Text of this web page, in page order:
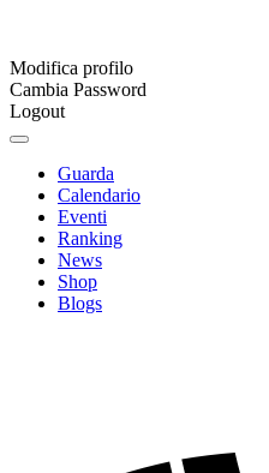
Modifica profilo
Cambia Password
Logout
Guarda
Calendario
Eventi
Ranking
News
Shop
Blogs